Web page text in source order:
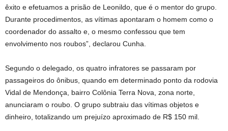
êxito e efetuamos a prisão de Leonildo, que é o mentor do grupo.
Durante procedimentos, as vítimas apontaram o homem como o
coordenador do assalto e, o mesmo confessou que tem
envolvimento nos roubos”, declarou Cunha.
Segundo o delegado, os quatro infratores se passaram por
passageiros do ônibus, quando em determinado ponto da rodovia
Vidal de Mendonça, bairro Colônia Terra Nova, zona norte,
anunciaram o roubo. O grupo subtraiu das vítimas objetos e
dinheiro, totalizando um prejuízo aproximado de R$ 150 mil.